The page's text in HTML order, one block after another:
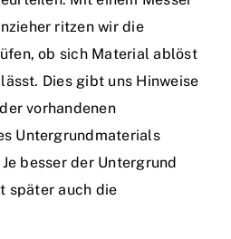
ritzen wir die
ob sich Material ablöst
Dies gibt uns Hinweise
vorhandenen
Untergrundmaterials
besser der Untergrund
später auch die